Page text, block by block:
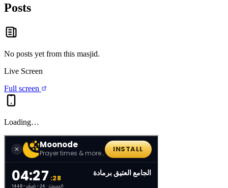
Posts
No posts yet from this masjid.
Live Screen
Full screen
Loading…